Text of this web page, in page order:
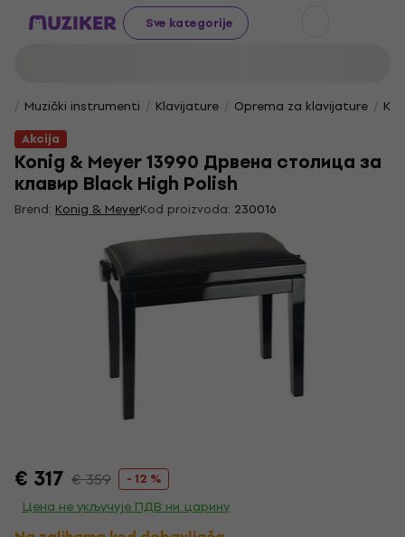
Sve kategorije
Muzički instrumenti Klavijature Oprema za klavijature
Akcija
Konig & Meyer 13990 Дрвена столица за
клавир Black High Polish
Brend: Konig & MeyerKod proizvoda: 230016
€ 317 € 359 - 12 %
Цена не укључује ПДВ ни царину